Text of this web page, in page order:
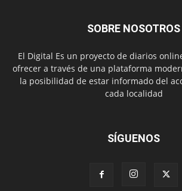
SOBRE NOSOTROS
El Digital Es un proyecto de diarios
ofrecer a través de una plataforma
la posibilidad de estar informado del
cada localidad
SÍGUENOS